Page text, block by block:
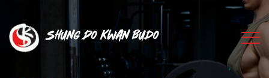
Shung Do Kwan Budo